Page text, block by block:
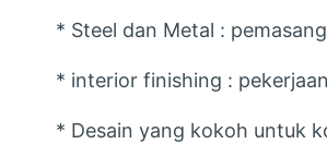
* Steel dan Metal :
* interior finishing :
* Desain yang kokoh untuk